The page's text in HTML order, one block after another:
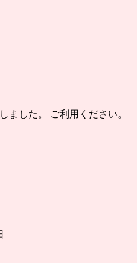
ました。 ご利用ください。